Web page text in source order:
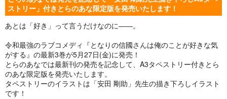
ストリー」付きとらのあな限定版を発売いたします！
あとは「好き」って言うだけなのに――。
令和最強のラブコメディ『となりの信國さんは俺のことが好きな気
がする』の最新3巻が5月27日(金)に発売！
とらのあなでは最新刊の発売を記念して、A3タペストリー付きとら
のあな限定版を発売いたします。
タペストリーのイラストは「安田 剛助」先生の描き下ろしイラスト
です！